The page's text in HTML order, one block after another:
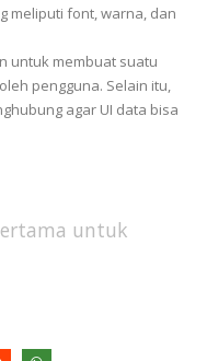
meliputi font, warna, dan
untuk membuat suatu
pengguna. Selain itu,
agar UI data bisa
untuk